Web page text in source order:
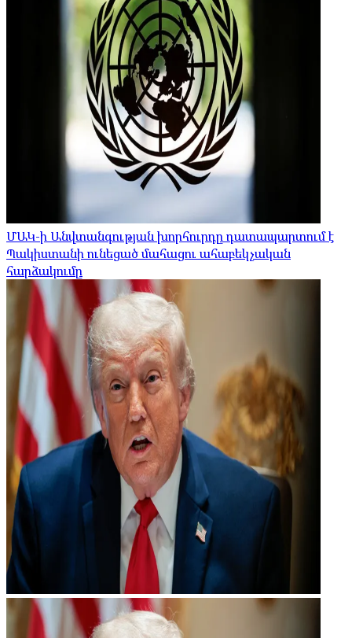
ՄԱԿ-ի Անվտանգության խորհուրդը դատապարտում է
Պակիստանի ունեցած մահացու ահաբեկչական
հարձակումը